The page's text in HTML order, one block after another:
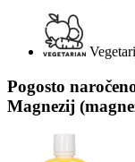
Pogosto
Magnezij